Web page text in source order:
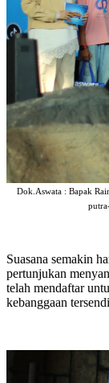
Dok.Aswata : Bapak
Suasana semakin
pertunjukan
telah mendaftar
kebanggaan